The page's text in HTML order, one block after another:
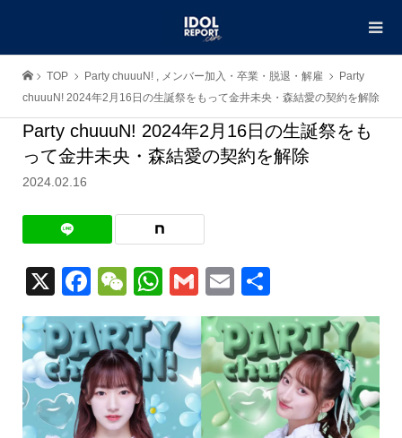
TOP Party chuuuN! , メンバー加入・卒業・脱退・解雇
Party
chuuuN! 2024年2月16日の生誕祭をもって金井未央・森結愛の契約を解除
Party chuuuN! 2024年2月16日の生誕祭をも
って金井未央・森結愛の契約を解除
2024.02.16
X Facebook
WeChat
WhatsApp
GmailEmail
有